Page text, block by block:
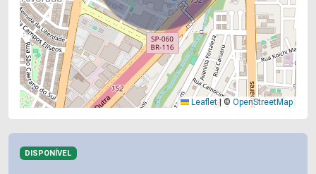
Leaflet | © OpenStreetMap
DISPONÍVEL